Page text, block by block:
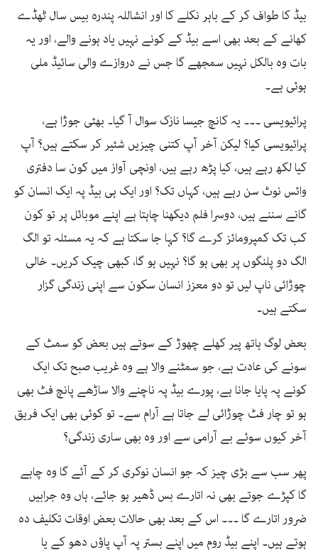
بیڈ کا طواف کر کے باہر نکلے کا اور انشاللہ پندرہ بیس سال ٹھڈے
کھانے کے بعد بھی اسے بیڈ کے کونے نہیں یاد ہونے والے، اور یہ
بات وہ بالکل نہیں سمجھے گا جس نے دروازے والی سائیڈ ملی
ہوئی ہے۔
پرائیویسی ۔۔۔ یہ کانچ جیسا نازک سوال آ گیا۔ بھئی جوڑا ہے،
پرائیویسی کیا؟ لیکن آخر آپ کتنی چیزیں شئیر کر سکتے ہیں؟ آپ
کیا لکھ رہے ہیں، کیا پڑھ رہے ہیں، اونچی آواز میں کون سا دفتری
وائس نوٹ سن رہے ہیں، کہاں تک؟ اور ایک ہی بیڈ پہ ایک انسان کو
گانے سننے ہیں، دوسرا فلم دیکھنا چاہتا ہے اپنے موبائل پر تو کون
کب تک کمپرومائز کرے گا؟ کہا جا سکتا ہے کہ یہ مسئلہ تو الگ
الگ دو پلنگوں پر بھی ہو گا؟ نہیں ہو گا، کبھی چیک کریں۔ خالی
چوڑائی ناپ لیں تو دو معزز انسان سکون سے اپنی زندگی گزار
سکتے ہیں۔
بعض لوگ ہاتھ پیر کھلے چھوڑ کے سوتے ہیں بعض کو سمٹ کے
سونے کی عادت ہے، جو سمٹنے والا ہے وہ غریب صبح تک ایک
کونے پہ پایا جانا ہے، پورے بیڈ پہ ناچنے والا ساڑھے پانچ فٹ بھی
ہو تو چار فٹ چوڑائی لے جاتا ہے آرام سے۔ تو کوئی بھی ایک فریق
آخر کیوں سوئے بے آرامی سے اور وہ بھی ساری زندگی؟
پھر سب سے بڑی چیز کہ جو انسان نوکری کر کے آئے گا وہ چاہے
گا کپڑے جوتے بھی نہ اتارے بس ڈھیر ہو جائے، ہاں وہ جرابیں
ضرور اتارے گا ۔۔۔ اس کے بعد بھی حالات بعض اوقات تکلیف دہ
ہوتے ہیں۔ اپنے بیڈ روم میں اپنے بستر پہ آپ پاؤں دھو کے یا